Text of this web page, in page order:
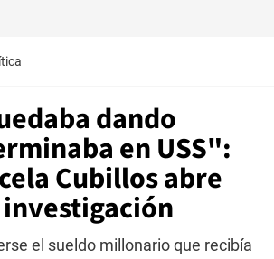
dando
en USS":
Cubillos abre
el sueldo millonario que recibía